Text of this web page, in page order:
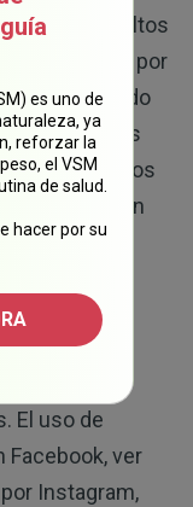
de los adultos
digitales y, por
su uso. Dado
como sus
que muchos
sin utilizar un
todo si
(juegos,
sociales)
El uso de
Facebook, ver
Instagram,
es uno de
ya
reforzar la
el VSM
de salud.
hacer por su